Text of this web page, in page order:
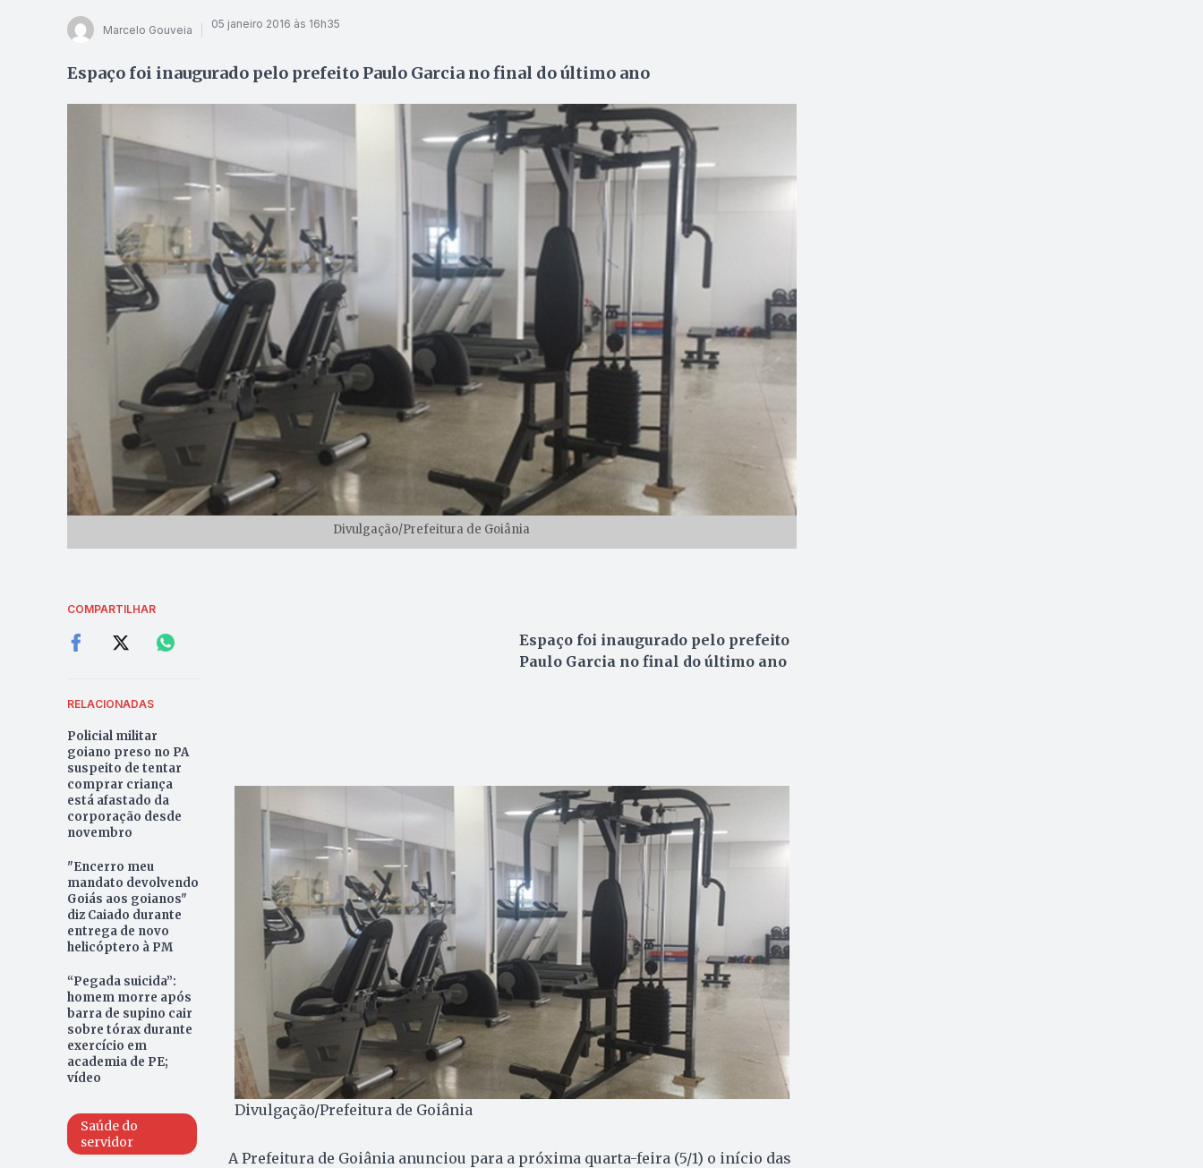
Marcelo Gouveia 05 janeiro 2016 às 16h35
Espaço foi inaugurado pelo prefeito Paulo Garcia no final do último ano
Divulgação/Prefeitura de Goiânia
COMPARTILHAR
RELACIONADAS
Policial militar
goiano preso no PA
suspeito de tentar
comprar criança
está afastado da
corporação desde
novembro
"Encerro meu
mandato devolvendo
Goiás aos goianos"
diz Caiado durante
entrega de novo
helicóptero à PM
“Pegada suicida”:
homem morre após
barra de supino cair
sobre tórax durante
exercício em
academia de PE;
vídeo
Saúde do
servidor
Espaço foi inaugurado pelo prefeito
Paulo Garcia no final do último ano
Divulgação/Prefeitura de Goiânia
A Prefeitura de Goiânia anunciou para a próxima quarta-feira (5/1) o início das